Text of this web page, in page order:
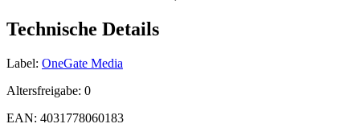
Technische Details
Label: OneGate Media
Altersfreigabe: 0
EAN: 4031778060183